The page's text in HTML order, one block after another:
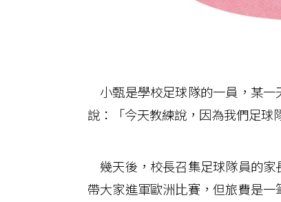
小甄是學校足球隊的一員，某一
說：「今天教練說，因為我們足球
幾天後，校長召集足球隊員的家
帶大家進軍歐洲比賽，但旅費是